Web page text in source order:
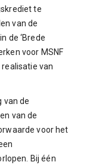
te
van de
de ‘Brede
voor MSNF
van
van de
van de
voor het
Bij één